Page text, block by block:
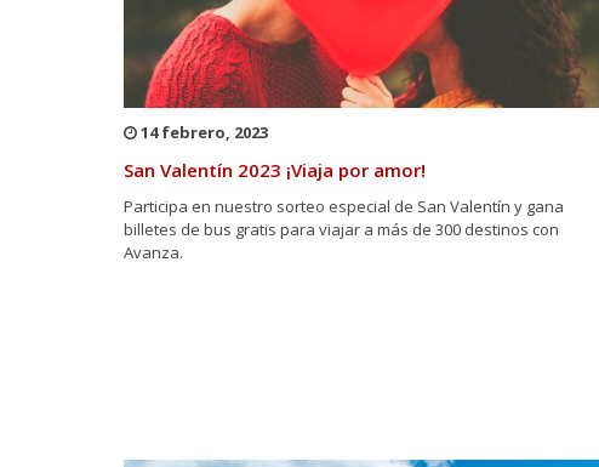
14 febrero, 2023
San Valentín 2023 ¡Viaja por amor!
Participa en nuestro sorteo especial de San Valentín y gana
billetes de bus gratis para viajar a más de 300 destinos con
Avanza.